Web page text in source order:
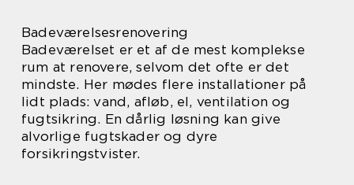
Badeværelsesrenovering
Badeværelset er et af de mest komplekse
rum at renovere, selvom det ofte er det
mindste. Her mødes flere installationer på
lidt plads: vand, afløb, el, ventilation og
fugtsikring. En dårlig løsning kan give
alvorlige fugtskader og dyre
forsikringstvister.